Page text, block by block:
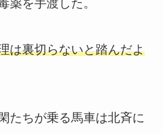
薬を手渡した。
は裏切らないと踏んだよ
たちが乗る馬車は北斉に